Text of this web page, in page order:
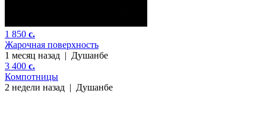
1 850 c.
Жарочная поверхность
1 месяц назад | Душанбе
3 400 c.
Компотницы
2 недели назад | Душанбе